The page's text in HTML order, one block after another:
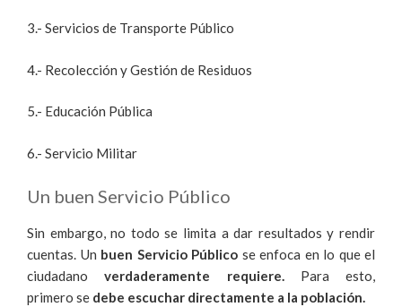
3.- Servicios de Transporte Público
4.- Recolección y Gestión de Residuos
5.- Educación Pública
6.- Servicio Militar
Un buen Servicio Público
Sin embargo, no todo se limita a dar resultados y rendir
cuentas. Un buen Servicio Público se enfoca en lo que el
ciudadanoverdaderamente requiere. Para esto,
primero se debe escuchar directamente a la población.